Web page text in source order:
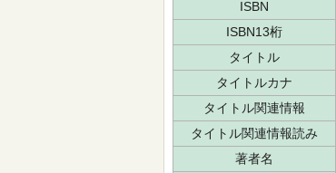
ISBN
ISBN13桁
タイトル
タイトルカナ
タイトル関連情報
タイトル関連情報読み
著者名